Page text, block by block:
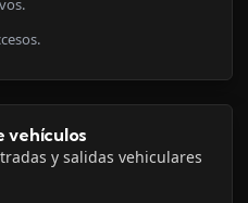
vehículos
y salidas vehiculares